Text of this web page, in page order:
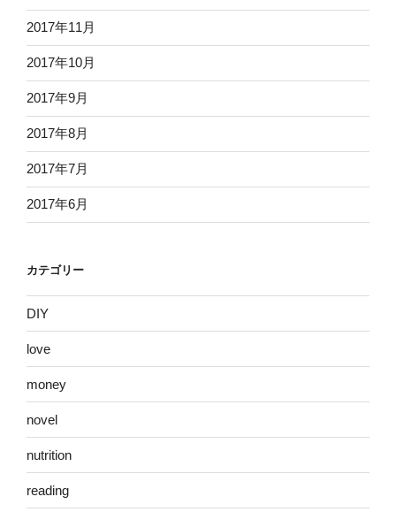
2017年11月
2017年10月
2017年9月
2017年8月
2017年7月
2017年6月
カテゴリー
DIY
love
money
novel
nutrition
reading